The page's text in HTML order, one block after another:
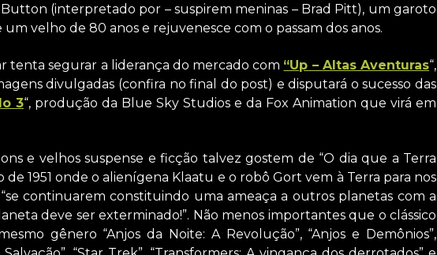
(interpretado por – suspirem meninas – Brad Pitt), um garoto
velho de 80 anos e rejuvenesce com o passam dos anos.
tenta segurar a liderança do mercado com “Up – Altas Aventuras“,
divulgadas (confira no final do post) e disputará o sucesso das
3“, produção da Blue Sky Studios e da Fox Animation que virá em
e velhos suspense e ficção talvez gostem de “O dia que a Terra
de 1951 onde o alienígena Klaatu e o robô Gort vem à Terra para nos
continuarem constituindo uma ameaça a outros planetas com a
deve ser exterminado!”. Não menos importantes que o clássico
gênero “Anjos da Noite: A Revolução”, “Anjos e Demônios”,